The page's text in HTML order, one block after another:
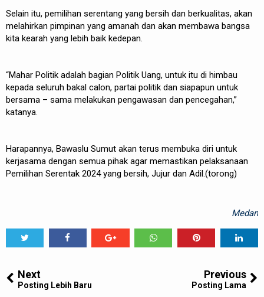
Selain itu, pemilihan serentang yang bersih dan berkualitas, akan
melahirkan pimpinan yang amanah dan akan membawa bangsa
kita kearah yang lebih baik kedepan.
“Mahar Politik adalah bagian Politik Uang, untuk itu di himbau
kepada seluruh bakal calon, partai politik dan siapapun untuk
bersama – sama melakukan pengawasan dan pencegahan,”
katanya.
Harapannya, Bawaslu Sumut akan terus membuka diri untuk
kerjasama dengan semua pihak agar memastikan pelaksanaan
Pemilihan Serentak 2024 yang bersih, Jujur dan Adil.(torong)
Medan
Next
Posting Lebih Baru
Previous
Posting Lama